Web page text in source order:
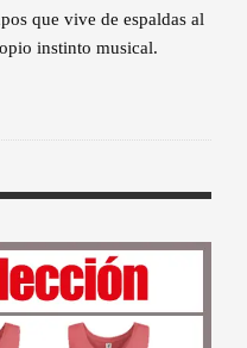
que vive de espaldas al
instinto musical.